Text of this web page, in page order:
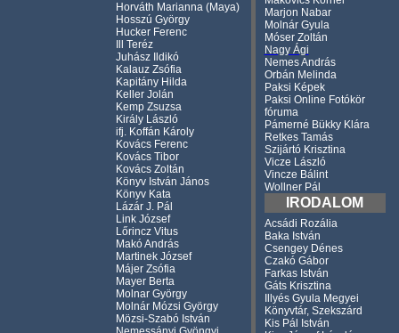
Horváth Marianna (Maya)
Hosszú György
Hucker Ferenc
Ill Teréz
Juhász Ildikó
Kalauz Zsófia
Kapitány Hilda
Keller Jolán
Kemp Zsuzsa
Király László
ifj. Koffán Károly
Kovács Ferenc
Kovács Tibor
Kovács Zoltán
Könyv István János
Könyv Kata
Lázár J. Pál
Link József
Lőrincz Vitus
Makó András
Martinek József
Májer Zsófia
Mayer Berta
Molnar György
Molnár Mózsi György
Mözsi-Szabó István
Marjon Nabar
Molnár Gyula
Móser Zoltán
Nagy Ági
Nemes András
Orbán Melinda
Paksi Képek
Paksi Online Fotókör
fóruma
Pámerné Bükky Klára
Retkes Tamás
Szijártó Krisztina
Vicze László
Vincze Bálint
Wollner Pál
IRODALOM
Acsádi Rozália
Baka István
Csengey Dénes
Czakó Gábor
Farkas István
Gáts Krisztina
Illyés Gyula Megyei
Könyvtár, Szekszárd
Kis Pál István